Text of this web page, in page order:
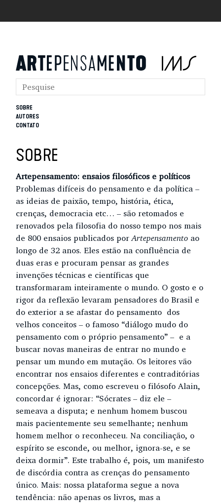
SOBRE
AUTORES
CONTATO
SOBRE
Artepensamento: ensaios filosóficos e políticos
Problemas difíceis do pensamento e da política –
as ideias de paixão, tempo, história, ética,
crenças, democracia etc… – são retomados e
renovados pela filosofia do nosso tempo nos mais
de 800 ensaios publicados por Artepensamento ao
longo de 32 anos. Eles estão na confluência de
duas eras e procuram pensar as grandes
invenções técnicas e científicas que
transformaram inteiramente o mundo. O gosto e o
rigor da reflexão levaram pensadores do Brasil e
do exterior a se afastar do pensamento dos
velhos conceitos – o famoso “diálogo mudo do
pensamento com o próprio pensamento” – e a
buscar novas maneiras de entrar no mundo e
pensar um mundo em mutação. Os leitores vão
encontrar nos ensaios diferentes e contraditórias
concepções. Mas, como escreveu o filósofo Alain,
concordar é ignorar: “Sócrates – diz ele –
semeava a disputa; e nenhum homem buscou
mais pacientemente seu semelhante; nenhum
homem melhor o reconheceu. Na conciliação, o
espírito se esconde, ou melhor, ignora-se, e se
deixa dormir”. Este trabalho é, pois, um manifesto
de discórdia contra as crenças do pensamento
único. Mais: nossa plataforma segue a nova
tendência: não apenas os livros, mas a